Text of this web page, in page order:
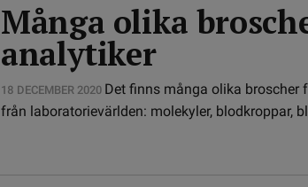
Många olika
analytiker
18 DECEMBER 2020 Det finns många olika broscher
från laboratorievärlden: molekyler, blodkroppar,